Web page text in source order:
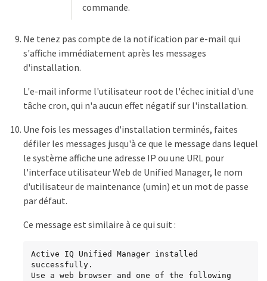
commande.
Ne tenez pas compte de la notification par e-mail qui
s'affiche immédiatement après les messages
d'installation.
L'e-mail informe l'utilisateur root de l'échec initial d'une
tâche cron, qui n'a aucun effet négatif sur l'installation.
Une fois les messages d'installation terminés, faites
défiler les messages jusqu'à ce que le message dans lequel
le système affiche une adresse IP ou une URL pour
l'interface utilisateur Web de Unified Manager, le nom
d'utilisateur de maintenance (umin) et un mot de passe
par défaut.
Ce message est similaire à ce qui suit :
Active IQ Unified Manager installed
successfully.
Use a web browser and one of the following